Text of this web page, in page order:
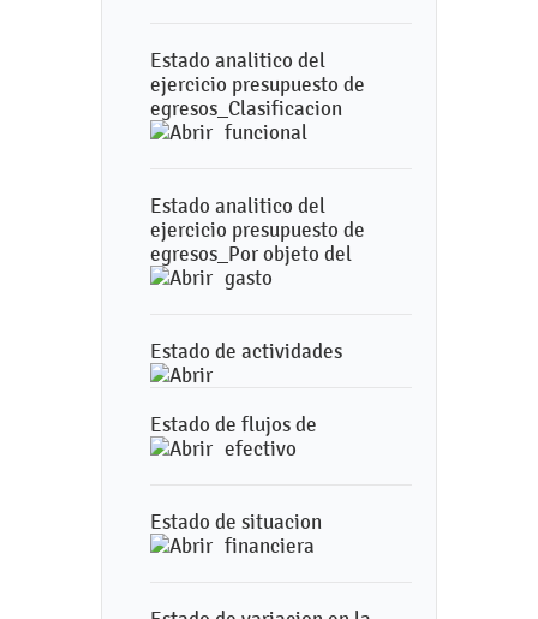
Estado analitico del
ejercicio presupuesto de
egresos_Clasificacion
funcional
Estado analitico del
ejercicio presupuesto de
egresos_Por objeto del
gasto
Estado de actividades
Estado de flujos de
efectivo
Estado de situacion
financiera